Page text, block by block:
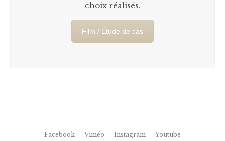
choix réalisés.
Film / Étude de cas
Facebook Viméo Instagram Youtube